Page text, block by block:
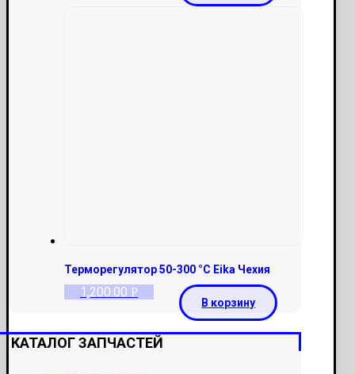
Терморегулятор 50-300 °С Eika Чехия
1,200.00 Р
В корзину
КАТАЛОГ ЗАПЧАСТЕЙ